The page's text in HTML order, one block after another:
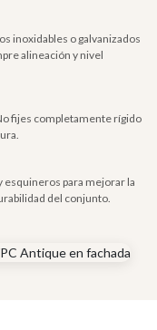
inoxidables o galvanizados
alineación y nivel
fijes completamente rígido
para mejorar la
del conjunto.